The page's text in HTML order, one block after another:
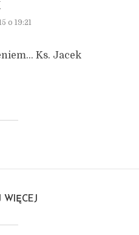
o 19:21
Ks. Jacek
WIĘCEJ